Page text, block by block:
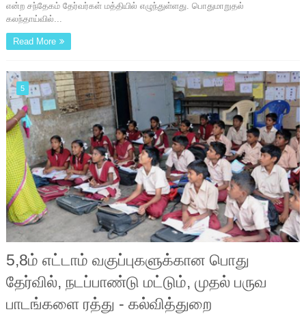
என்ற சந்தேகம் தேர்வர்கள் மத்தியில் எழுந்துள்ளது. பொதுமாறுதல்
கலந்தாய்வில்...
Read More
5
5,8ம் எட்டாம் வகுப்புகளுக்கான பொது
தேர்வில், நடப்பாண்டு மட்டும், முதல் பருவ
பாடங்களை ரத்து - கல்வித்துறை